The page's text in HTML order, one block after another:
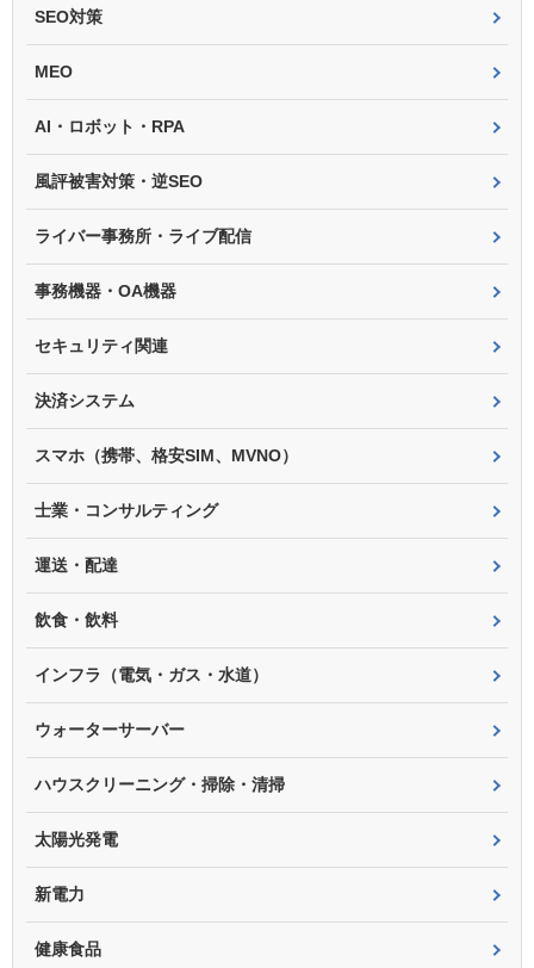
SEO対策
MEO
AI・ロボット・RPA
風評被害対策・逆SEO
ライバー事務所・ライブ配信
事務機器・OA機器
セキュリティ関連
決済システム
スマホ（携帯、格安SIM、MVNO）
士業・コンサルティング
運送・配達
飲食・飲料
インフラ（電気・ガス・水道）
ウォーターサーバー
ハウスクリーニング・掃除・清掃
太陽光発電
新電力
健康食品